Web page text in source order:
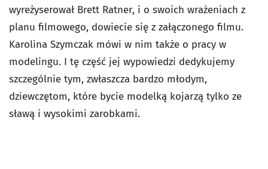
wyreżyserował Brett Ratner, i o swoich wrażeniach z
planu filmowego, dowiecie się z załączonego filmu.
Karolina Szymczak mówi w nim także o pracy w
modelingu. I tę część jej wypowiedzi dedykujemy
szczególnie tym, zwłaszcza bardzo młodym,
dziewczętom, które bycie modelką kojarzą tylko ze
sławą i wysokimi zarobkami.